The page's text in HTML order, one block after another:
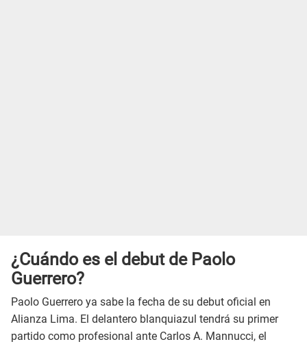
¿Cuándo es el debut de Paolo
Guerrero?
Paolo Guerrero ya sabe la fecha de su debut oficial en
Alianza Lima. El delantero blanquiazul tendrá su primer
partido como profesional ante Carlos A. Mannucci, el